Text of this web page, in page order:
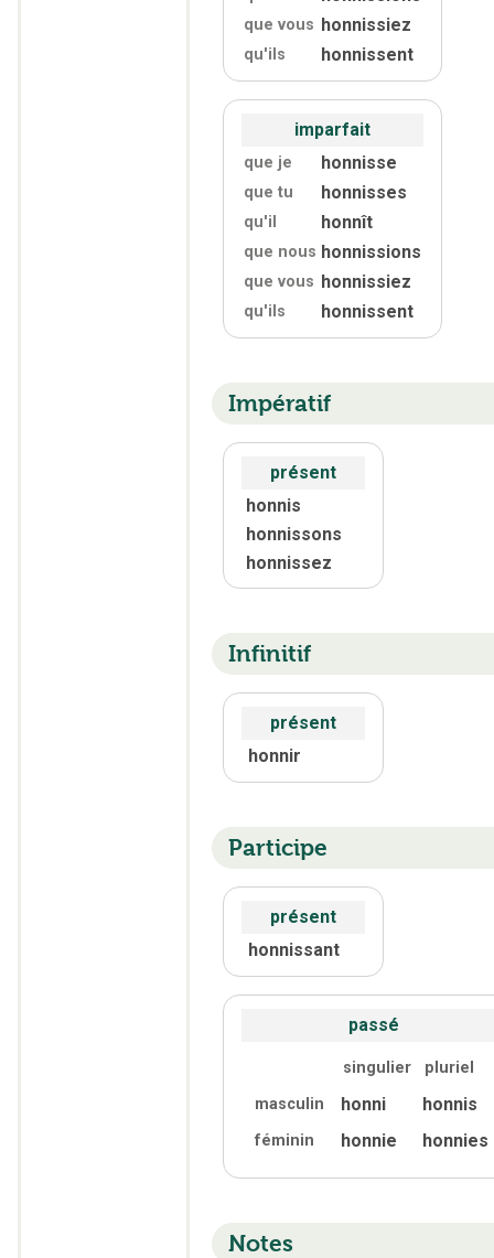
que vous honnissiez
qu'ils honnissent
imparfait
que je honnisse
que tu honnisses
qu'il honnît
que nous honnissions
que vous honnissiez
qu'ils honnissent
Impératif
présent
honnis
honnissons
honnissez
Infinitif
présent
honnir
Participe
présent
honnissant
passé
singulier
pluriel
masculin
honni honnis
féminin honnie honnies
Notes